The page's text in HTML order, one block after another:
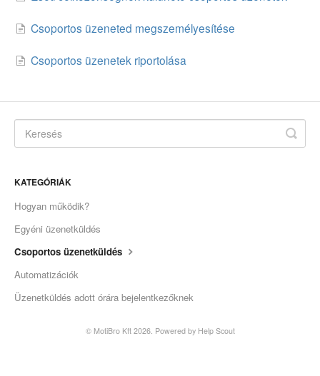
Csoportos üzeneted megszemélyesítése
Csoportos üzenetek riportolása
KATEGÓRIÁK
Hogyan működik?
Egyéni üzenetküldés
Csoportos üzenetküldés
Automatizációk
Üzenetküldés adott órára bejelentkezőknek
© MotiBro Kft 2026. Powered by Help Scout